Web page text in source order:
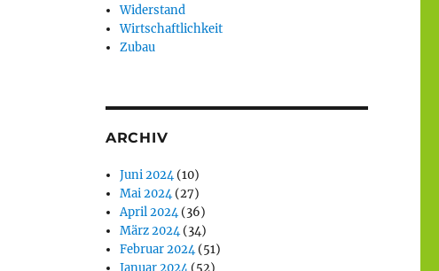
Widerstand
Wirtschaftlichkeit
Zubau
ARCHIV
Juni 2024(10)
Mai 2024(27)
April 2024(36)
März 2024(34)
Februar 2024(51)